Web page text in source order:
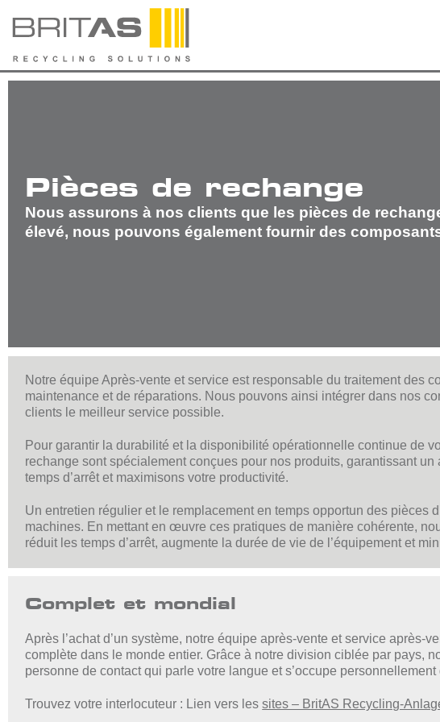
Pièces de rechange
Nous assurons à nos clients que les pièces de
élevé, nous pouvons également fournir des
Notre équipe Après-vente et service est responsable du traitement des
maintenance et de réparations. Nous pouvons ainsi intégrer dans nos
clients le meilleur service possible.
Pour garantir la durabilité et la disponibilité opérationnelle continue de
rechange sont spécialement conçues pour nos produits, garantissant
temps d’arrêt et maximisons votre productivité.
Un entretien régulier et le remplacement en temps opportun des pièces
machines. En mettant en œuvre ces pratiques de manière cohérente,
réduit les temps d’arrêt, augmente la durée de vie de l’équipement et
Complet et mondial
Après l’achat d’un système, notre équipe après-vente et service après-
complète dans le monde entier. Grâce à notre division ciblée par pays,
personne de contact qui parle votre langue et s’occupe
Trouvez votre interlocuteur : Lien vers lessites – BritAS Recycling-